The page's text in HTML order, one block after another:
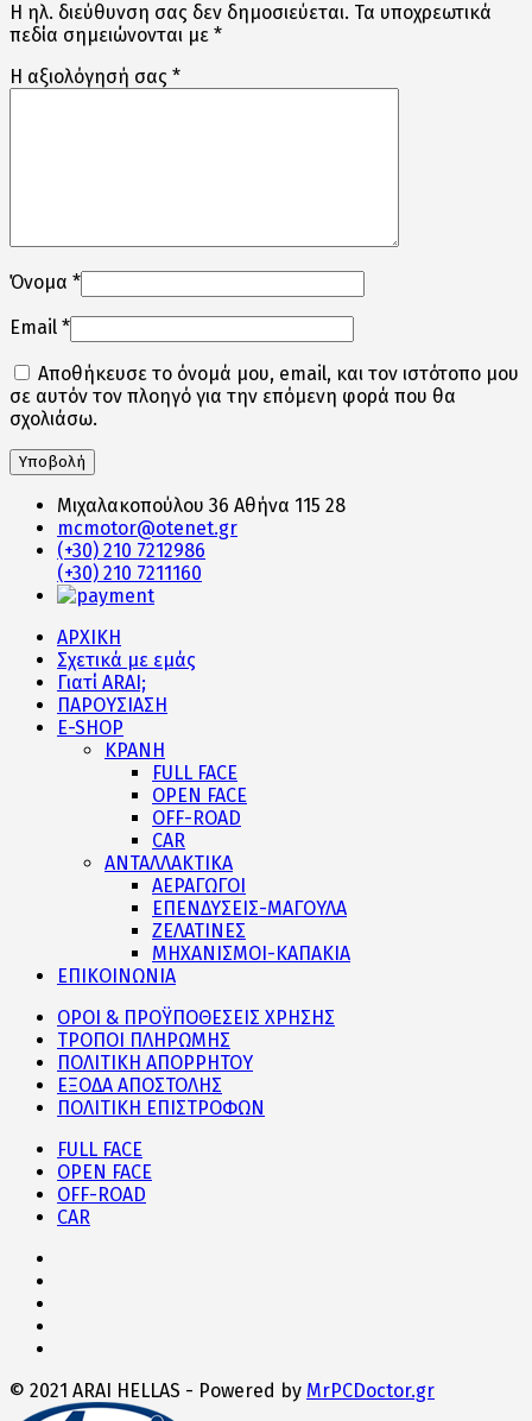
Η ηλ. διεύθυνση σας δεν δημοσιεύεται. Τα υποχρεωτικά
πεδία σημειώνονται με *
Η αξιολόγησή σας *
Όνομα *
Email *
Αποθήκευσε το όνομά μου, email, και τον ιστότοπο μου
σε αυτόν τον πλοηγό για την επόμενη φορά που θα
σχολιάσω.
Μιχαλακοπούλου 36 Αθήνα 115 28
mcmotor@otenet.gr
(+30) 210 7212986
(+30) 210 7211160
ΑΡΧΙΚΗ
Σχετικά με εμάς
Γιατί ARAI;
ΠΑΡΟΥΣΙΑΣΗ
E-SHOP
ΚΡΑΝΗ
FULL FACE
OPEN FACE
OFF-ROAD
CAR
ΑΝΤΑΛΛΑΚΤΙΚΑ
ΑΕΡΑΓΩΓΟΙ
ΕΠΕΝΔΥΣΕΙΣ-ΜΑΓΟΥΛΑ
ΖΕΛΑΤΙΝΕΣ
ΜΗΧΑΝΙΣΜΟΙ-ΚΑΠΑΚΙΑ
ΕΠΙΚΟΙΝΩΝΙΑ
ΟΡΟΙ & ΠΡΟΫΠΟΘΕΣΕΙΣ ΧΡΗΣΗΣ
ΤΡΟΠΟΙ ΠΛΗΡΩΜΗΣ
ΠΟΛΙΤΙΚΗ ΑΠΟΡΡΗΤΟΥ
ΕΞΟΔΑ ΑΠΟΣΤΟΛΗΣ
ΠΟΛΙΤΙΚΗ ΕΠΙΣΤΡΟΦΩΝ
FULL FACE
OPEN FACE
OFF-ROAD
CAR
© 2021 ARAI HELLAS - Powered by MrPCDoctor.gr